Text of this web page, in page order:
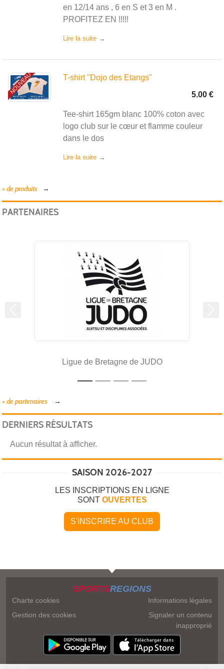
en 12/14 ans , 6 en S et 3 en M .
PROFITEZ EN !!!!!
Lire la suite
NOUVEAU
T-shirt "Dojo des Etangs"
5.00 €
Tee-shirt 165gm blanc 100% coton avec
logo club sur le cœur et flamme couleur
dans le dos
Lire la suite
+ de produits
PARTENAIRES
Ligue de Bretagne de JUDO
+ de partenaires
DERNIERS RÉSULTATS
Aucun résultat à afficher.
SAISON 2026-2027
LES INSCRIPTIONS EN LIGNE
SONT OUVERTES
S'INSCRIRE AU CLUB
SPORTSREGIONS
Charte cookies
Gestion des cookies
Informations légales
Signaler un contenu
inapproprié